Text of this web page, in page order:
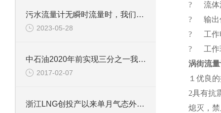
污水流量计无瞬时流量时，我们如何排查故障
2023-05-28
中石油2020年前实现三分之一我国页岩气目标
2017-02-07
浙江LNG创投产以来单月气态外输新高
? 流体
? 输出
? 工作
? 工作
涡街流
１优良
2具有抗
熄灭，